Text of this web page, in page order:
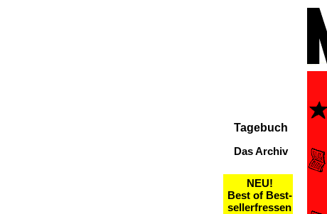
Tagebuch
Das Archiv
NEU!
Best of Best-
sellerfressen